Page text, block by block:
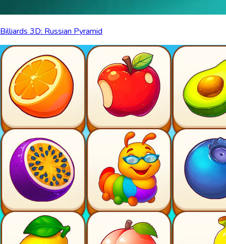
Billiards 3D: Russian Pyramid